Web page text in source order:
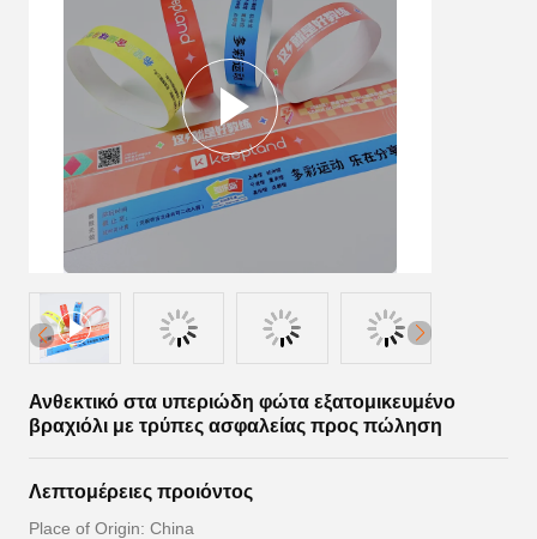
Ανθεκτικό στα υπεριώδη φώτα εξατομικευμένο
βραχιόλι με τρύπες ασφαλείας προς πώληση
Λεπτομέρειες προιόντος
Place of Origin: China